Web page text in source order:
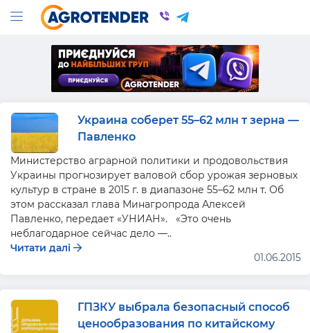
Украина соберет 55–62 млн т зерна —
Павленко
Министерство аграрной политики и продовольствия
Украины прогнозирует валовой сбор урожая зерновых
культур в стране в 2015 г. в диапазоне 55–62 млн т. Об
этом рассказал глава Минагропрода Алексей
Павленко, передает «УНИАН». «Это очень
неблагодарное сейчас дело —..
Читати далі
01.06.2015
ГПЗКУ выбрала безопасный способ
ценообразования по китайскому